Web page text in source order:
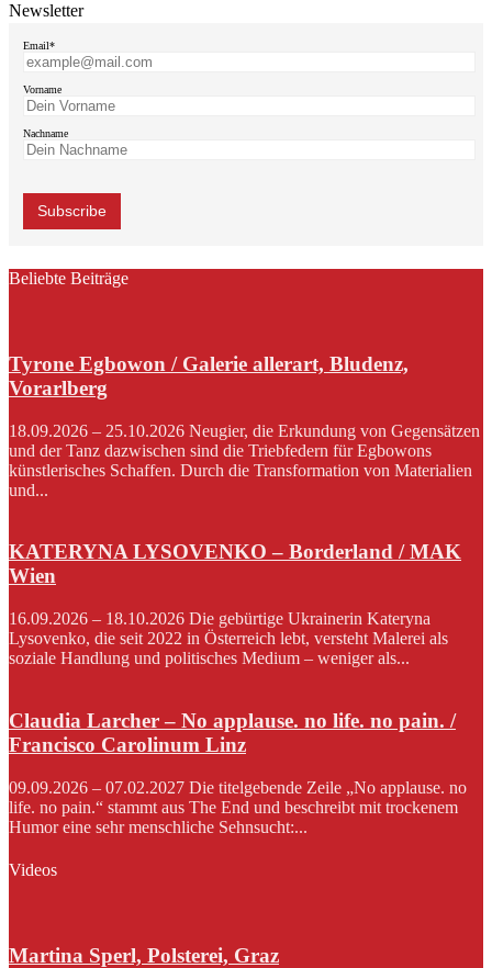
Newsletter
Email*
Vorname
Nachname
Beliebte Beiträge
Tyrone Egbowon / Galerie allerart, Bludenz,
Vorarlberg
18.09.2026 – 25.10.2026 Neugier, die Erkundung von Gegensätzen
und der Tanz dazwischen sind die Triebfedern für Egbowons
künstlerisches Schaffen. Durch die Transformation von Materialien
und...
KATERYNA LYSOVENKO – Borderland / MAK
Wien
16.09.2026 – 18.10.2026 Die gebürtige Ukrainerin Kateryna
Lysovenko, die seit 2022 in Österreich lebt, versteht Malerei als
soziale Handlung und politisches Medium – weniger als...
Claudia Larcher – No applause. no life. no pain. /
Francisco Carolinum Linz
09.09.2026 – 07.02.2027 Die titelgebende Zeile „No applause. no
life. no pain.“ stammt aus The End und beschreibt mit trockenem
Humor eine sehr menschliche Sehnsucht:...
Videos
Martina Sperl, Polsterei, Graz